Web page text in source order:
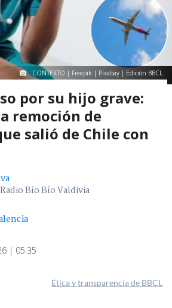
CONTEXTO | Freepik | Pixabay | Edición BBCL
por su hijo grave:
remoción de
salió de Chile con
Bío Bío Valdivia
| 05:35
Ética y transparencia de BBCL